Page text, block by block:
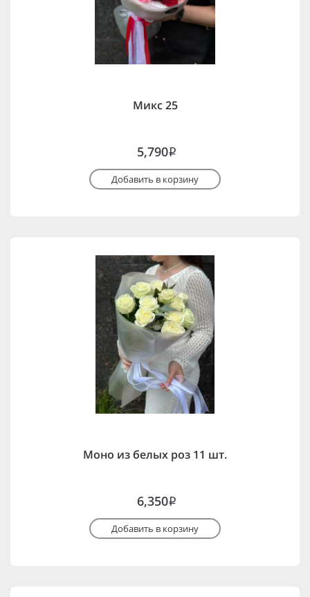
Микс 25
5,790i
Добавить в корзину
Моно из белых роз 11 шт.
6,350i
Добавить в корзину